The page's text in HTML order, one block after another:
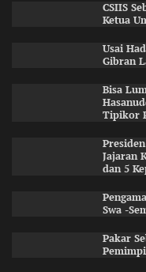
CSIIS
Ketua
Usai
Gibran
Bisa
Tipikor
Jajaran
dan 5
Swa -
Pakar